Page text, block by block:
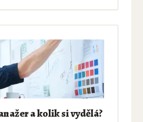
a kolik si vydělá?